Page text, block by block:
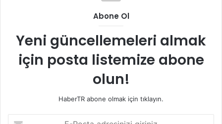
Abone Ol
Yeni güncellemeleri almak
için posta listemize abone
olun!
HaberTR abone olmak için tıklayın.